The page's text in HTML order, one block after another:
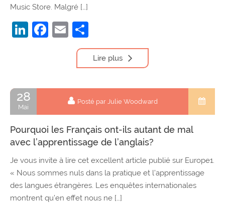
Music Store. Malgré […]
LinkedIn
Facebook
Email
Lire plus
28
Mai
Posté par Julie Woodward
Pourquoi les Français ont-ils autant de mal
avec l’apprentissage de l’anglais?
Je vous invite à lire cet excellent article publié sur Europe1.
« Nous sommes nuls dans la pratique et l’apprentissage
des langues étrangères. Les enquêtes internationales
montrent qu’en effet nous ne […]